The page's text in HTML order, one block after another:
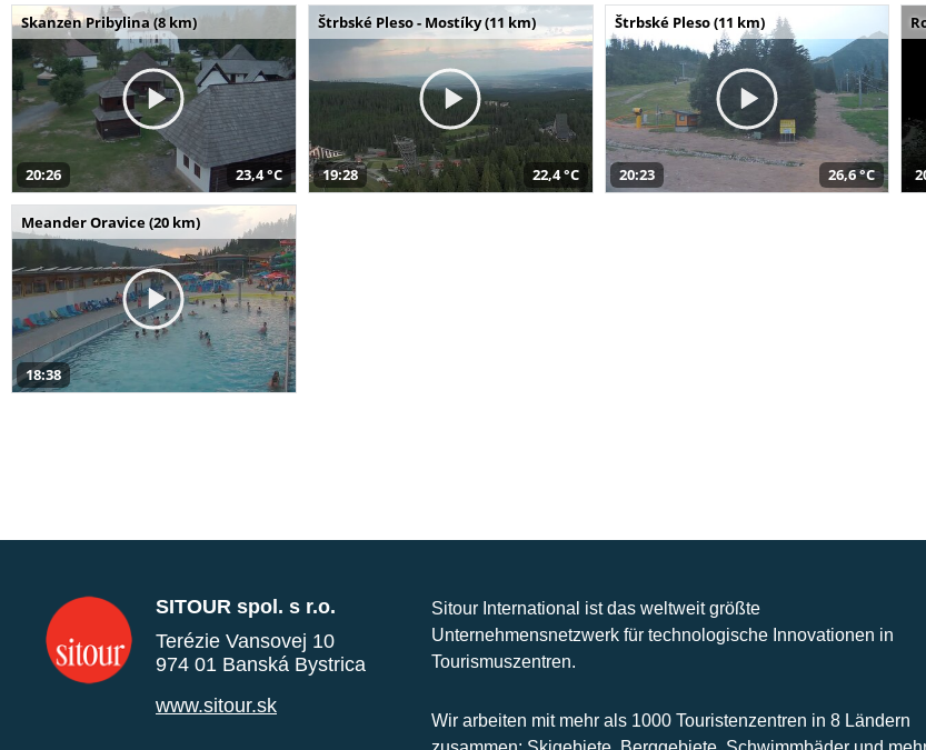
Skanzen Pribylina (8 km)
20:26 23,4 °C
Štrbské Pleso - Mostíky (11 km)
19:28 22,4 °C
Štrbské Pleso (11 km)
20:23 26,6 °C
Meander Oravice (20 km)
18:38
SITOUR spol. s r.o.
Terézie Vansovej 10
974 01 Banská Bystrica
www.sitour.sk
Sitour International ist das weltweit größte
Unternehmensnetzwerk für technologische Innovationen in
Tourismuszentren.
Wir arbeiten mit mehr als 1000 Touristenzentren in 8 Ländern